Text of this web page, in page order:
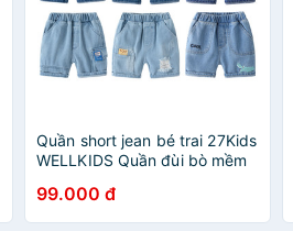
Quần short jean bé trai 27Kids
WELLKIDS Quần đùi bò mềm
tuổi BSJE1
99.000 đ